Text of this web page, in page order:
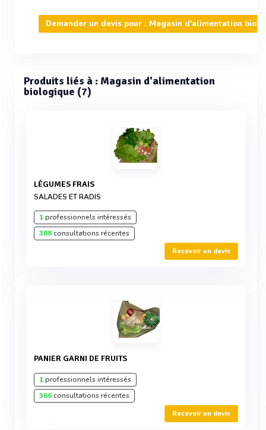
Demander un devis pour : Magasin d'alimentation
Produits liés à : Magasin d'alimentation
biologique (7)
LÉGUMES FRAIS
SALADES ET RADIS
1professionnels intéressés
388consultations récentes
Recevoir un devis
PANIER GARNI DE FRUITS
1professionnels intéressés
366consultations récentes
Recevoir un devis